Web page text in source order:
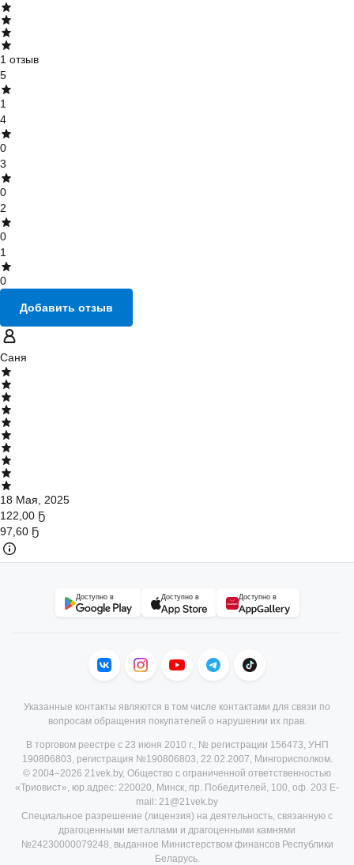
1 отзыв
5
1
4
0
3
0
2
0
1
0
Добавить отзыв
Саня
18 Мая, 2025
122,00 Ҕ
97 60 Ҕ
Доступно в Доступно в Доступно в
Указанные контакты являются в том числе контактами для связи по
вопросам обращения покупателей о нарушении их прав.
В торговом реестре с 23 июня 2010 г., № регистрации 156473, УНП
190806803, регистрация №190806803, 22.02.2007, Мингорисполком.
© 2004–2026 21vek.by, Общество с ограниченной ответственностью
«Триовист», юр.адрес: 220020, Минск, пр. Победителей, 100, оф. 203 E-
mail: 21@21vek.by
Специальное разрешение (лицензия) на деятельность, связанную с
драгоценными металлами и драгоценными камнями
№24230000079248, выданное Министерством финансов Республики
Беларусь.